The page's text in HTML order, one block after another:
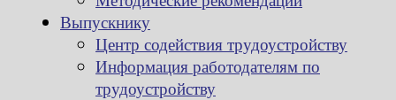
Выпускнику
Центр содействия трудоустройству
Информация работодателям по
трудоустройству